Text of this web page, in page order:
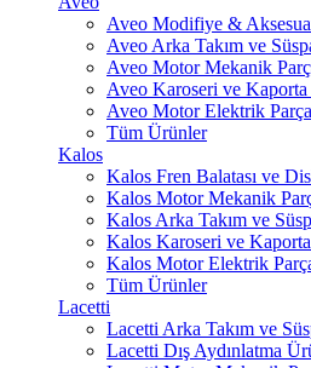
Aveo Modifiye &
Aveo Arka Takım ve
Aveo Motor Mekanik
Aveo Karoseri ve
Aveo Motor Elektrik
Tüm Ürünler
Kalos
Kalos Fren Balatası ve
Kalos Motor Mekanik
Kalos Arka Takım ve
Kalos Karoseri ve
Kalos Motor Elektrik
Tüm Ürünler
Lacetti
Lacetti Arka Takım ve
Lacetti Dış Aydınlatma